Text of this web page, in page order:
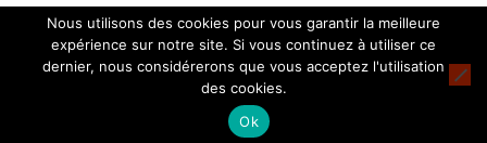
Nous utilisons des cookies pour vous garantir la meilleure
expérience sur notre site. Si vous continuez à utiliser ce
dernier, nous considérerons que vous acceptez l'utilisation
des cookies.
Ok